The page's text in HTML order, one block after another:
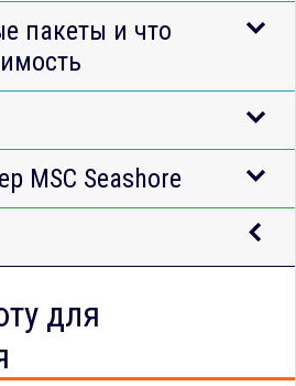
пакеты и что
MSC Seashore
для